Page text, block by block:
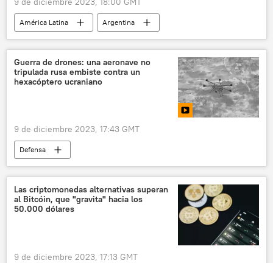
América Latina
Argentina
Gobierno de Argentina
política
Sebastián Lacunza
Raúl Alfonsín
Javier Milei
dictadura
Guerra de drones: una aeronave no
tripulada rusa embiste contra un
hexacóptero ucraniano
9 de diciembre 2023, 17:43 GMT
Defensa
📰 Operación rusa de desmilitarización y desnazificación de Ucrania
🛡️ Zonas de conflicto
Ucrania
Rusia
🟠 Video
🛡️ Defensa viral
Las criptomonedas alternativas superan
al Bitcóin, que "gravita" hacia los
50.000 dólares
9 de diciembre 2023, 17:13 GMT